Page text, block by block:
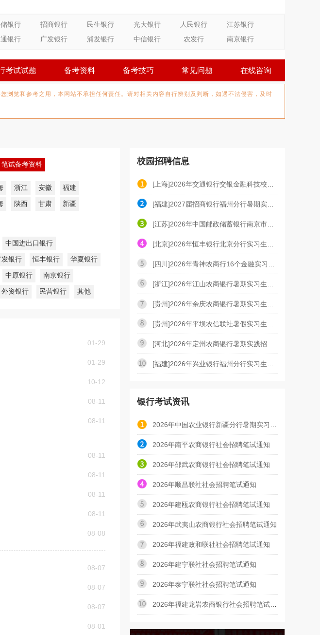
银行 招商银行 民生银行 光大银行 人民银行
江苏银行
银行 广发银行 浦发银行 中信银行 农发行 南京银行
考试试题 备考资料 备考技巧 常见问题 在线咨询
浏览和参考之用，本网站不承担任何责任。请对相关内容自行辨别及判断，如遇不法侵害，及时
笔试备考资料
浙江 安徽 福建
陕西 甘肃 新疆
中国进出口银行
发银行 恒丰银行 华夏银行
中原银行 南京银行
外资银行 民营银行 其他
01-29
01-29
10-12
08-11
08-11
08-11
08-11
08-11
08-11
08-08
08-07
08-07
08-07
08-01
校园招聘信息
银行考试资讯
2026年南平农商银行社会招聘笔试通知
2026年邵武农商银行社会招聘笔试通知
2026年顺昌联社社会招聘笔试通知
2026年建瓯农商银行社会招聘笔试通知
2026年武夷山农商银行社会招聘笔试通知
2026年福建政和联社社会招聘笔试通知
2026年建宁联社社会招聘笔试通知
2026年泰宁联社社会招聘笔试通知